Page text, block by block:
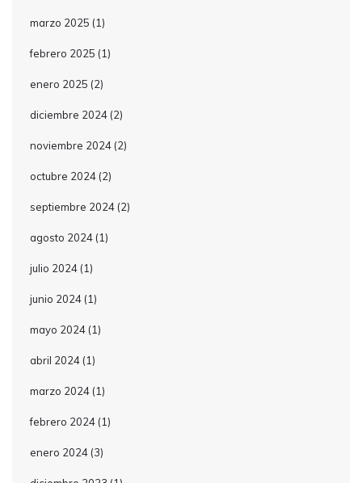
marzo 2025 (1)
febrero 2025 (1)
enero 2025 (2)
diciembre 2024 (2)
noviembre 2024 (2)
octubre 2024 (2)
septiembre 2024 (2)
agosto 2024 (1)
julio 2024 (1)
junio 2024 (1)
mayo 2024 (1)
abril 2024 (1)
marzo 2024 (1)
febrero 2024 (1)
enero 2024 (3)